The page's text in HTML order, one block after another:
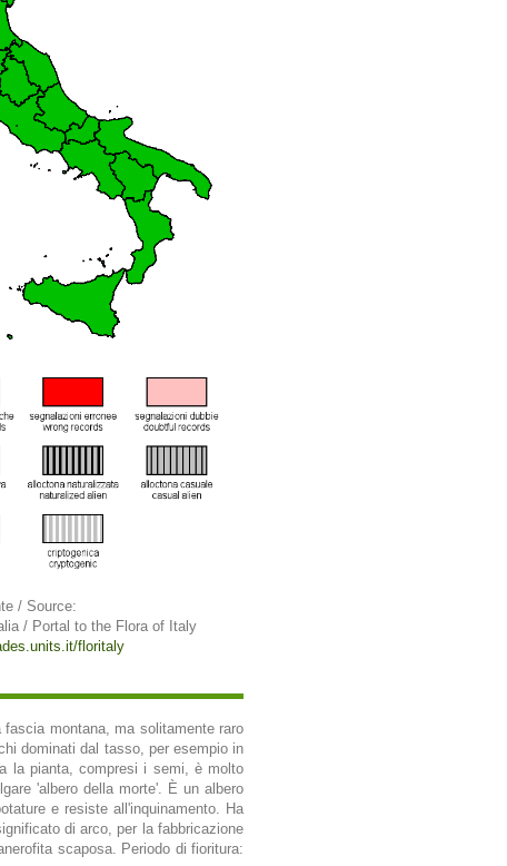
/ Source:
/ Portal to the Flora of Italy
floritaly
montana, ma solitamente raro
dominati dal tasso, per esempio in
la pianta, compresi i semi, è molto
'albero della morte'. È un albero
e resiste all'inquinamento. Ha
di arco, per la fabbricazione
scaposa. Periodo di fioritura: